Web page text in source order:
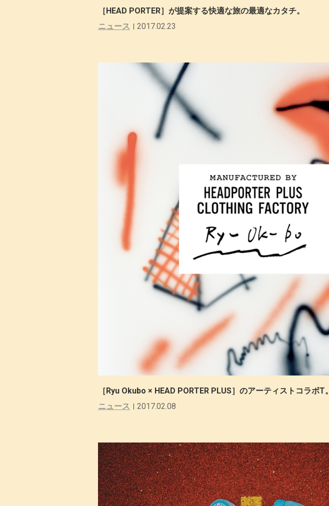
［HEAD PORTER］が提案する快適な旅の最適なカタチ。
ニュース
2017.02.23
［Ryu Okubo × HEAD PORTER PLUS］のアーティストコラボT。
ニュース
2017.02.08